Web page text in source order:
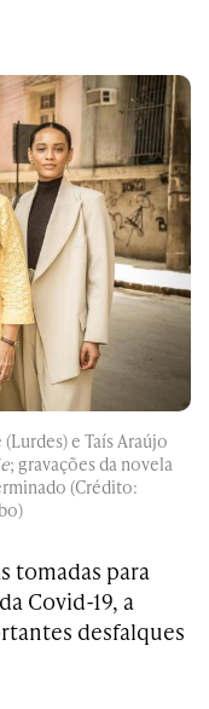
e Taís Araújo
; gravações da novela
(Crédito:
tomadas para
Covid-19, a
desfalques